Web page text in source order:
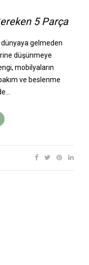
5 Parça
gelmeden
düşünmeye
mobilyaların
ve beslenme